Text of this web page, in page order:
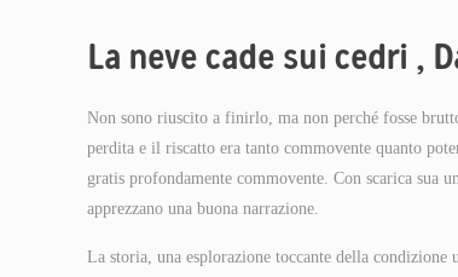
La neve cade sui cedri ,
Non sono riuscito a finirlo, ma non perché fosse
perdita e il riscatto era tanto commovente quanto
gratis profondamente commovente. Con scarica sua
apprezzano una buona narrazione.
La storia, una esplorazione toccante della condizione